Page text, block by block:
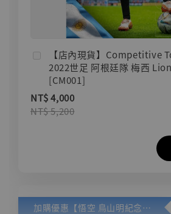
【店內現貨】Competitive
2022世足 阿根廷隊 梅西
[CM001]
NT$ 4,000
NT$ 5,200
加購優惠【悟空 鳥山明紀念款 [奇蹟工作室]】